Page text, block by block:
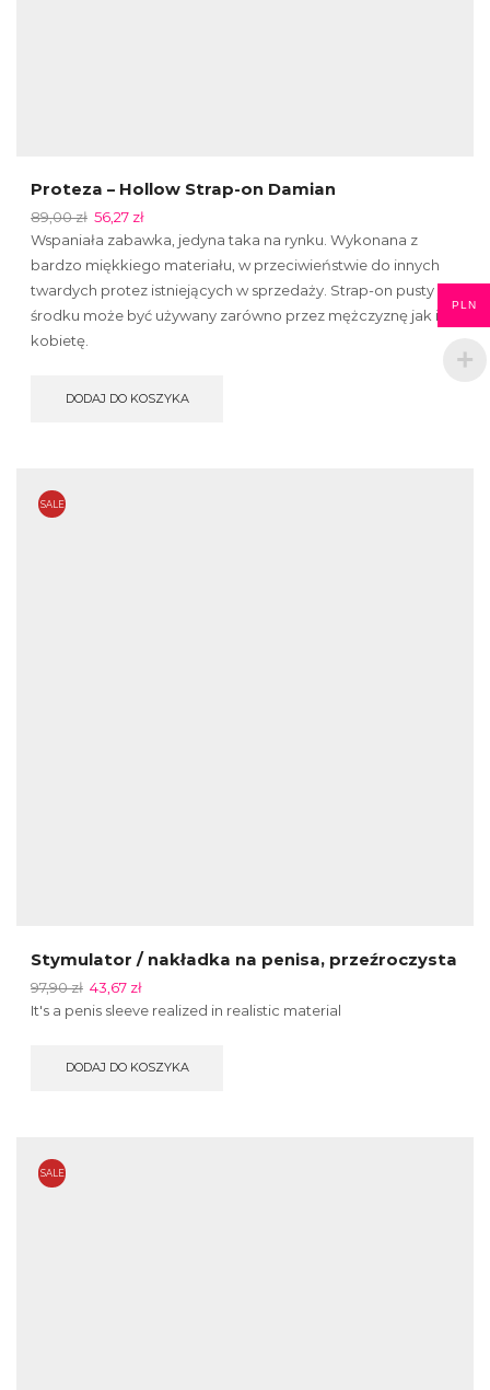
Proteza – Hollow Strap-on Damian
89,00zł 56,27 zł
Wspaniała zabawka, jedyna taka na rynku. Wykonana z
bardzo miękkiego materiału, w przeciwieństwie do innych
twardych protez istniejących w sprzedaży. Strap-on pusty w
środku może być używany zarówno przez mężczyznę jak i
kobietę.
DODAJ DO KOSZYKA
SALE
Stymulator / nakładka na penisa, przeźroczysta
97,90zł 43,67 zł
It's a penis sleeve realized in realistic material
DODAJ DO KOSZYKA
SALE
PLN